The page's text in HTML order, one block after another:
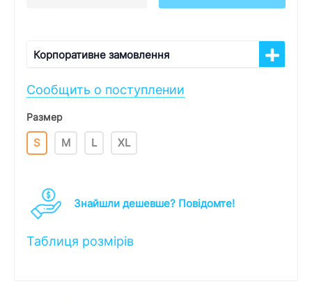
Корпоративне замовлення
Сообщить о поступлении
Размер
S M L XL
Знайшли дешевше? Повідомте!
Таблиця розмірів